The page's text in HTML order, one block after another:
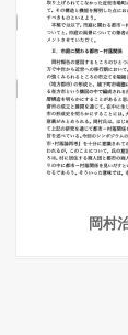
岡村